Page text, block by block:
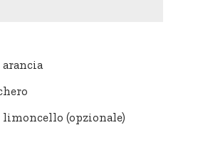
(opzionale)